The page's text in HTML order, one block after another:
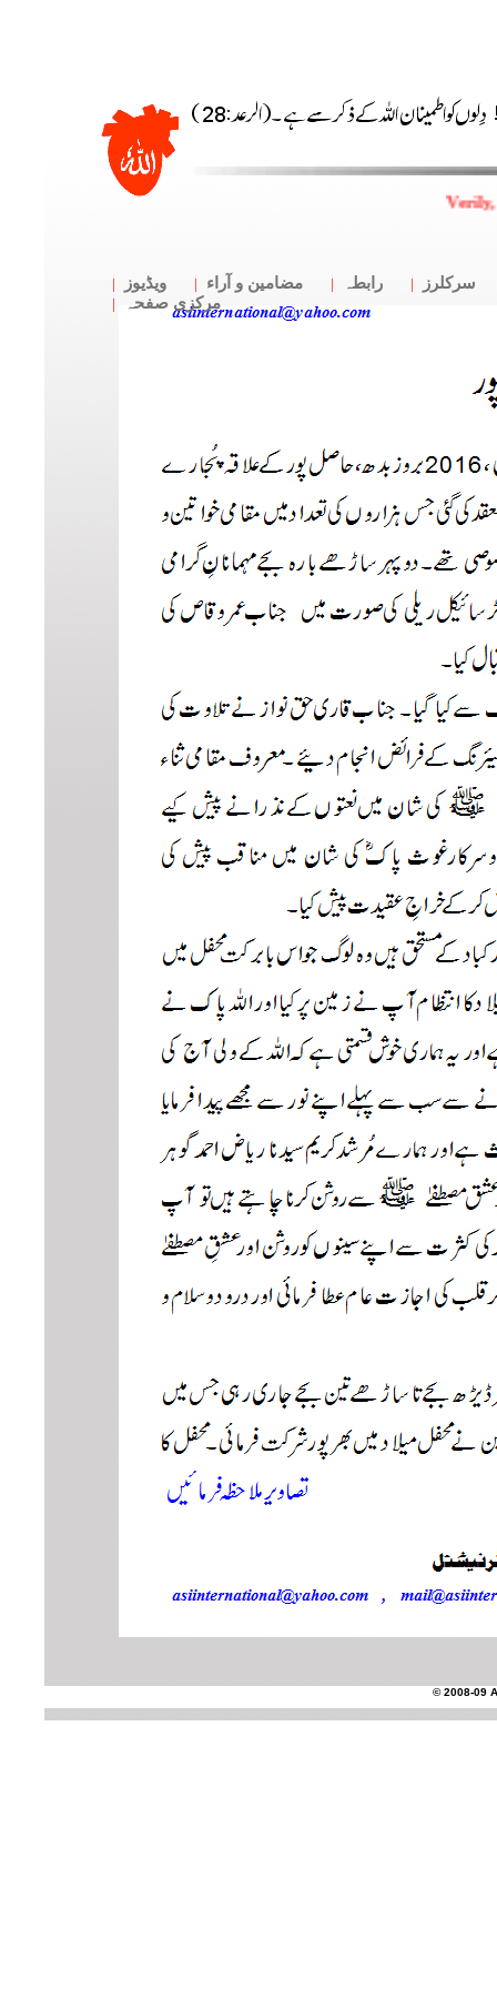
سرکلرز رابطہ مضامین و آراء
ویڈیوز
مرکزی صفحہ
© 2008-09